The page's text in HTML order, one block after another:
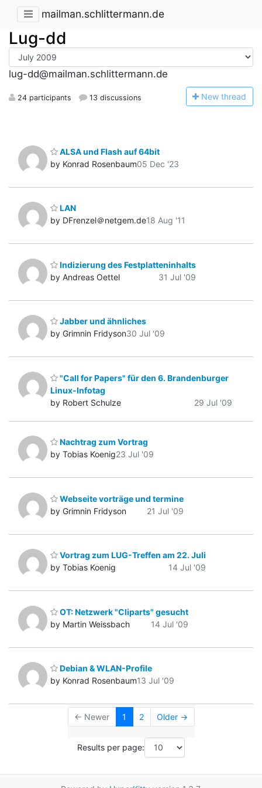
mailman.schlittermann.de
Lug-dd
lug-dd@mailman.schlittermann.de
24 participants 13 discussions New thread
ALSA und Flash auf 64bit
by Konrad Rosenbaum05 Dec '23
LAN
by DFrenzel＠netgem.de18 Aug '11
Indizierung des Festplatteninhalts
by Andreas Oettel
31 Jul '09
Jabber und ähnliches
by Grimnin Fridyson30 Jul '09
"Call for Papers" für den 6. Brandenburger
Linux-Infotag
by Robert Schulze
29 Jul '09
Nachtrag zum Vortrag
by Tobias Koenig23 Jul '09
Webseite vorträge und termine
by Grimnin Fridyson
21 Jul '09
Vortrag zum LUG-Treffen am 22. Juli
by Tobias Koenig
14 Jul '09
OT: Netzwerk "Cliparts" gesucht
by Martin Weissbach
14 Jul '09
Debian & WLAN-Profile
by Konrad Rosenbaum13 Jul '09
← Newer 1 2 Older →
Results per page: